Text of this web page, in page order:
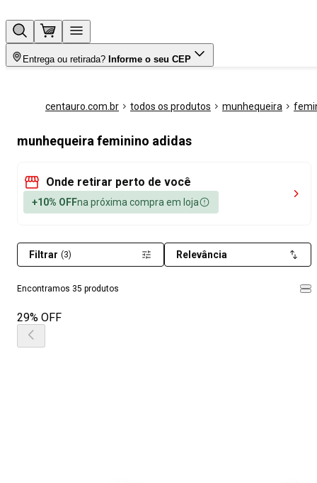
Entrega ou retirada? Informe o seu CEP
centauro.com.br todos os produtos munhequeira
munhequeira feminino adidas
Onde retirar perto de você
+10% OFFna próxima compra em loja
Encontramos 35 produtos
Filtrar (3) Relevância
29% OFF